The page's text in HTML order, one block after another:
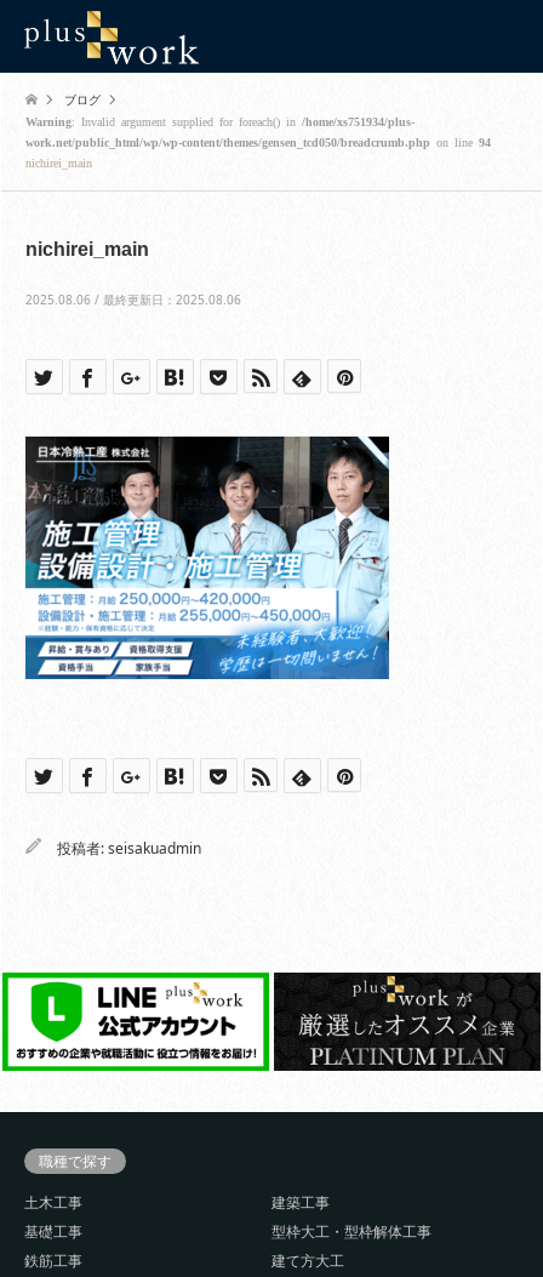
ブログ
Warning: Invalid argument supplied for foreach() in /home/xs751934/plus-
work.net/public_html/wp/wp-content/themes/gensen_tcd050/breadcrumb.php on line 94
nichirei_main
nichirei_main
2025.08.06 / 最終更新日：2025.08.06
投稿者:seisakuadmin
職種で探す
土木工事
建築工事
基礎工事
型枠大工・型枠解体工事
鉄筋工事
建て方大工